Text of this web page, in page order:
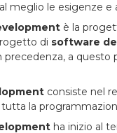
meglio le esigenze e
è la
di software
a
consiste nel
la
ha inizio al